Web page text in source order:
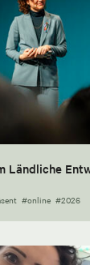
Ländliche
#online #2026